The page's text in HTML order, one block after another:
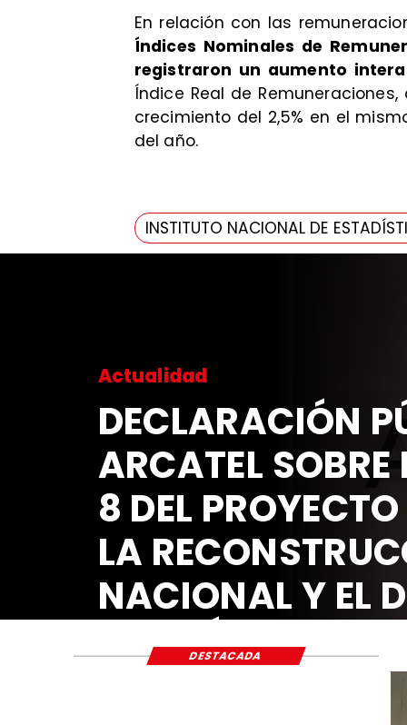
En relación con las
Índices Nominales de
registraron un aumento
Índice Real de
crecimiento del 2,5% en el
del año.
INSTITUTO NACIONAL DE
Actualidad
DECLARACIÓN
ARCATEL SOBRE
8 DEL
LA
NACIONAL Y EL
ECONÓMICO Y
DESTACADA